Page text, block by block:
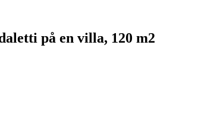
på en villa, 120 m2